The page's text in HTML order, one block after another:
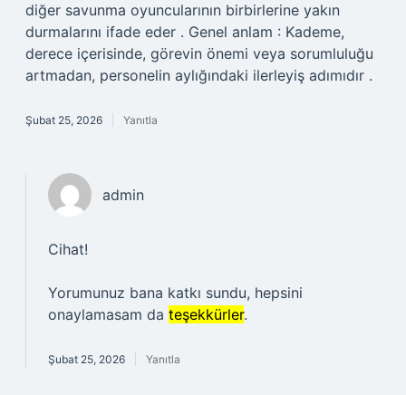
diğer savunma oyuncularının birbirlerine yakın
durmalarını ifade eder . Genel anlam : Kademe,
derece içerisinde, görevin önemi veya sorumluluğu
artmadan, personelin aylığındaki ilerleyiş adımıdır .
Şubat 25, 2026 Yanıtla
admin
Cihat!
Yorumunuz bana katkı sundu, hepsini
onaylamasam da teşekkürler.
Şubat 25, 2026 Yanıtla